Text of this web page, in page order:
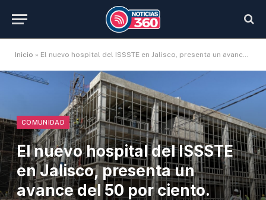
Inicio » El nuevo hospital del ISSSTE en Jalisco, presenta un avance del 50 por ciento.
COMUNIDAD
El nuevo hospital del ISSSTE
en Jalisco, presenta un
avance del 50 por ciento.